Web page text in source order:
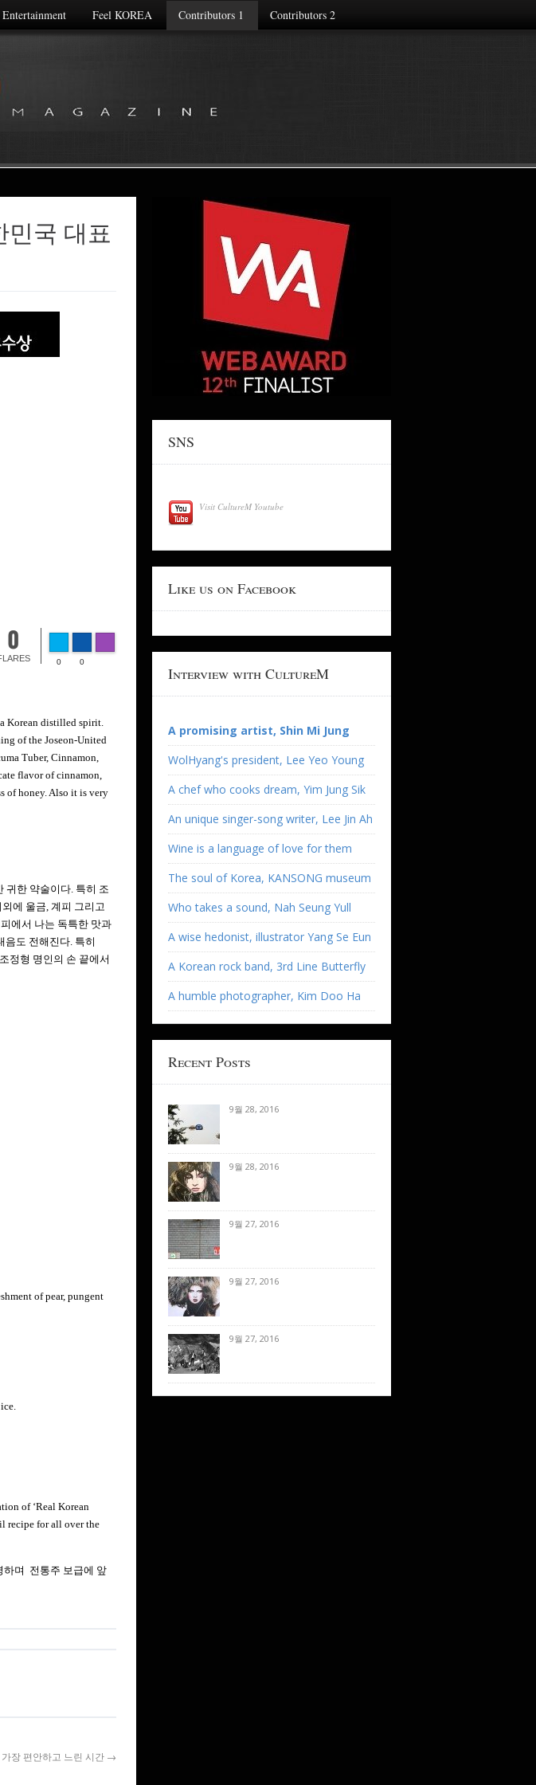
Entertainment Feel KOREA Contributors 1 Contributors 2
민국 대표
0
0 0
Korean distilled spirit.
of the Joseon-United
Tuber, Cinnamon,
flavor of cinnamon,
of honey. Also it is very
귀한 약술이다. 특히 조
에 울금, 계피 그리고
에서 나는 독특한 맛과
음도 전해진다. 특히
정형 명인의 손 끝에서
of pear, pungent
of ‘Real Korean
recipe for all over the
하며 전통주 보급에 앞
가장 편안하고 느린 시간 →
SNS
Visit CultureM Youtube
Like us on Facebook
Interview with CultureM
A promising artist, Shin Mi Jung
WolHyang's president, Lee Yeo Young
A chef who cooks dream, Yim Jung Sik
An unique singer-song writer, Lee Jin Ah
Wine is a language of love for them
The soul of Korea, KANSONG museum
Who takes a sound, Nah Seung Yull
A wise hedonist, illustrator Yang Se Eun
A Korean rock band, 3rd Line Butterfly
A humble photographer, Kim Doo Ha
Recent Posts
9월 28, 2016
9월 28, 2016
9월 27, 2016
9월 27, 2016
9월 27, 2016